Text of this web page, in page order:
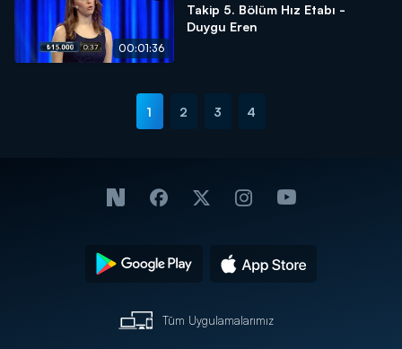
00:01:36
Takip 5. Bölüm Hız Etabı -
Duygu Eren
1 2 3 4
Tüm Uygulamalarımız